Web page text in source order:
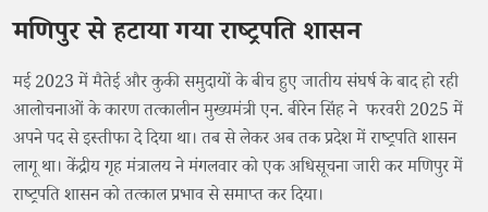
मणिपुर से हटाया गया राष्ट्रपति शासन
मई 2023 में मैतेई और कुकी समुदायों के बीच हुए जातीय संघर्ष के बाद हो रही
आलोचनाओं के कारण तत्कालीन मुख्यमंत्री एन. बीरेन सिंह ने फरवरी 2025 में
अपने पद से इस्तीफा दे दिया था। तब से लेकर अब तक प्रदेश में राष्ट्रपति शासन
लागू था। केंद्रीय गृह मंत्रालय ने मंगलवार को एक अधिसूचना जारी कर मणिपुर में
राष्ट्रपति शासन को तत्काल प्रभाव से समाप्त कर दिया।